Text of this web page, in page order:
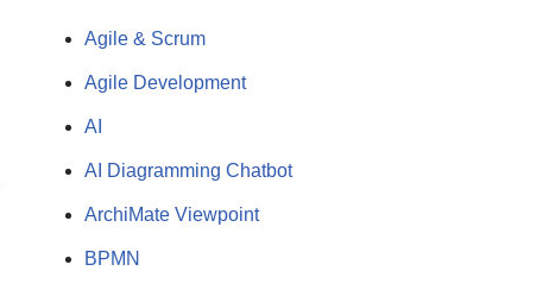
Agile & Scrum
Agile Development
AI
AI Diagramming Chatbot
ArchiMate Viewpoint
BPMN